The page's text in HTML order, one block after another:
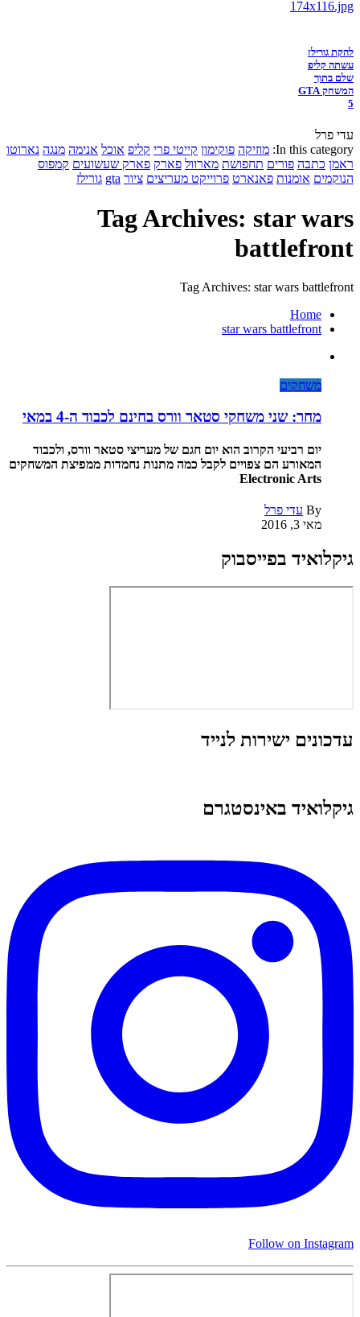
להקת גורילז
עשתה קליפ
שלם בתוך
המשחק GTA
5
עדי פרל
In this category: מוזיקה פוקימון קייטי פרי קליפ אוכל אנימה מנגה נארוטו
ראמן כתבה פורים תחפושת מארוול פארק פארק שעשועים קמפוס
הנוקמים אומנות פאנארט פרוייקט מעריצים ציור gta גורילז
Tag Archives: star wars
battlefront
Tag Archives: star wars battlefront
Home
star wars battlefront
משחקים
מחר: שני משחקי סטאר וורס בחינם לכבוד ה-4 במאי
יום רביעי הקרוב הוא יום חגם של מעריצי סטאר וורס, ולכבוד
המאורע הם צפויים לקבל כמה מתנות נחמדות ממפיצת המשחקים
Electronic Arts
By עדי פרל
מאי 3, 2016
גיקלואיד בפייסבוק
עדכונים ישירות לנייד
גיקלואיד באינסטגרם
Follow on Instagram